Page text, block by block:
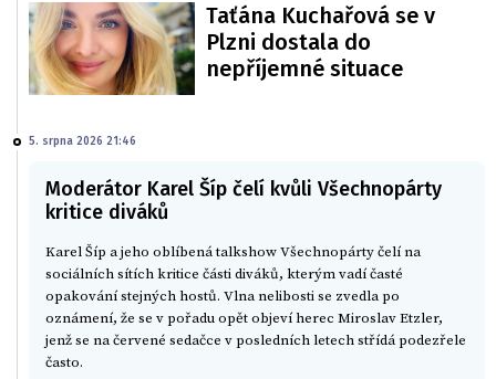
Taťána Kuchařová se v
Plzni dostala do
nepříjemné situace
5. srpna 2026 21:46
Moderátor Karel Šíp čelí kvůli Všechnopárty
kritice diváků
Karel Šíp a jeho oblíbená talkshow Všechnopárty čelí na
sociálních sítích kritice části diváků, kterým vadí časté
opakování stejných hostů. Vlna nelibosti se zvedla po
oznámení, že se v pořadu opět objeví herec Miroslav Etzler,
jenž se na červené sedačce v posledních letech střídá podezřele
často.